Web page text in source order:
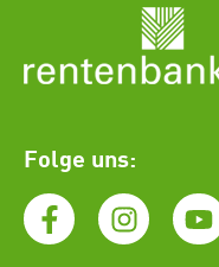
Folge uns: